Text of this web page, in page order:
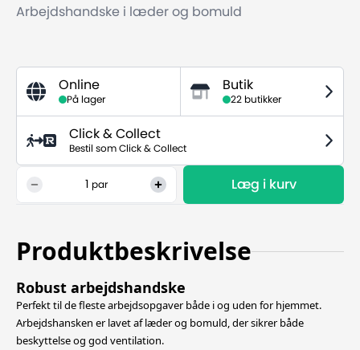
Arbejdshandske i læder og bomuld
Online
På lager
Butik
22 butikker
Click & Collect
Bestil som Click & Collect
par Læg i kurv
Produktbeskrivelse
Robust arbejdshandske
Perfekt til de fleste arbejdsopgaver både i og uden for hjemmet.
Arbejdshansken er lavet af læder og bomuld, der sikrer både
beskyttelse og god ventilation.